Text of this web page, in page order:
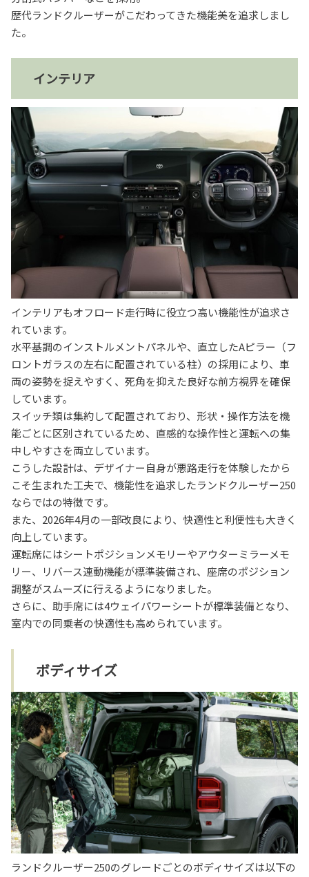
歴代ランドクルーザーがこだわってきた機能美を追求しまし
た。
インテリア
インテリアもオフロード走行時に役立つ高い機能性が追求さ
れています。
水平基調のインストルメントパネルや、直立したAピラー（フ
ロントガラスの左右に配置されている柱）の採用により、車
両の姿勢を捉えやすく、死角を抑えた良好な前方視界を確保
しています。
スイッチ類は集約して配置されており、形状・操作方法を機
能ごとに区別されているため、直感的な操作性と運転への集
中しやすさを両立しています。
こうした設計は、デザイナー自身が悪路走行を体験したから
こそ生まれた工夫で、機能性を追求したランドクルーザー250
ならではの特徴です。
また、2026年4月の一部改良により、快適性と利便性も大きく
向上しています。
運転席にはシートポジションメモリーやアウターミラーメモ
リー、リバース連動機能が標準装備され、座席のポジション
調整がスムーズに行えるようになりました。
さらに、助手席には4ウェイパワーシートが標準装備となり、
室内での同乗者の快適性も高められています。
ボディサイズ
ランドクルーザー250のグレードごとのボディサイズは以下の